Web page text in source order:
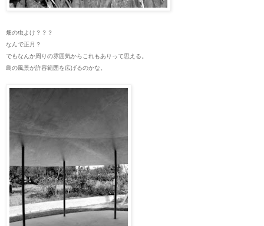
畑の虫よけ？？？
なんで正月？
でもなんか周りの雰囲気からこれもありって思える。
島の風景が許容範囲を広げるのかな。